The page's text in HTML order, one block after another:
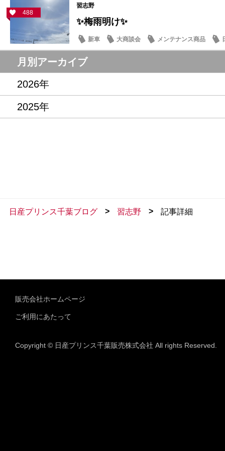
488
習志野
✨梅雨明け✨
新車 大商談会 メンテナンス商品
月別アーカイブ
2026年
2025年
日産プリンス千葉ブログ > 習志野 > 記事詳細
販売会社ホームページ
ご利用にあたって
Copyright © 日産プリンス千葉販売株式会社 All rights Reserved.